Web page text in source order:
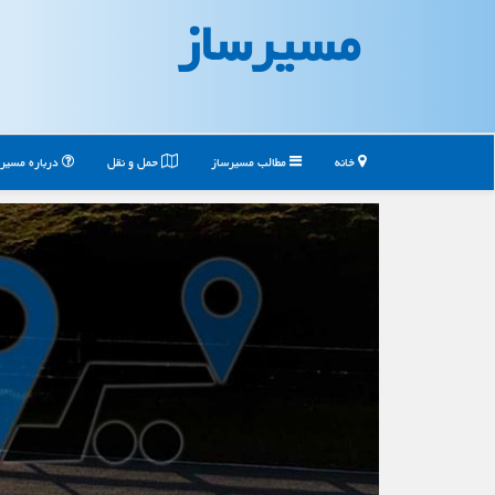
مسیرساز
خانه مطالب مسیرساز حمل و نقل درباره